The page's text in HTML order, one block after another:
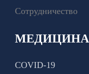
Сотрудничество
МЕДИЦИНА
COVID-19